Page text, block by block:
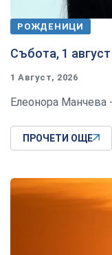
РОЖДЕНИЦИ
Събота, 1 август
1 Август, 2026
Елеонора Манчева
ПРОЧЕТИ ОЩЕ